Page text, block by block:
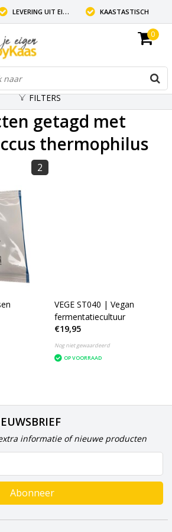
LEVERING UIT EIGEN VOORRAAD KAASTASTISCH
0
FILTERS
getagd met
thermophilus
2
VEGE ST040 | Vegan
fermentatiecultuur
€19,95
Nog niet gewaardeerd
OP VOORRAAD
informatie of nieuwe producten
Abonneer